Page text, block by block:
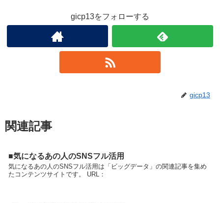
gicp13をフォローする
gicp13
関連記事
■気になるあの人のSNSフル活用
気になるあの人のSNSフル活用は「ビッグデータ」の関連記事を集め
たコンテンツサイトです。 URL：